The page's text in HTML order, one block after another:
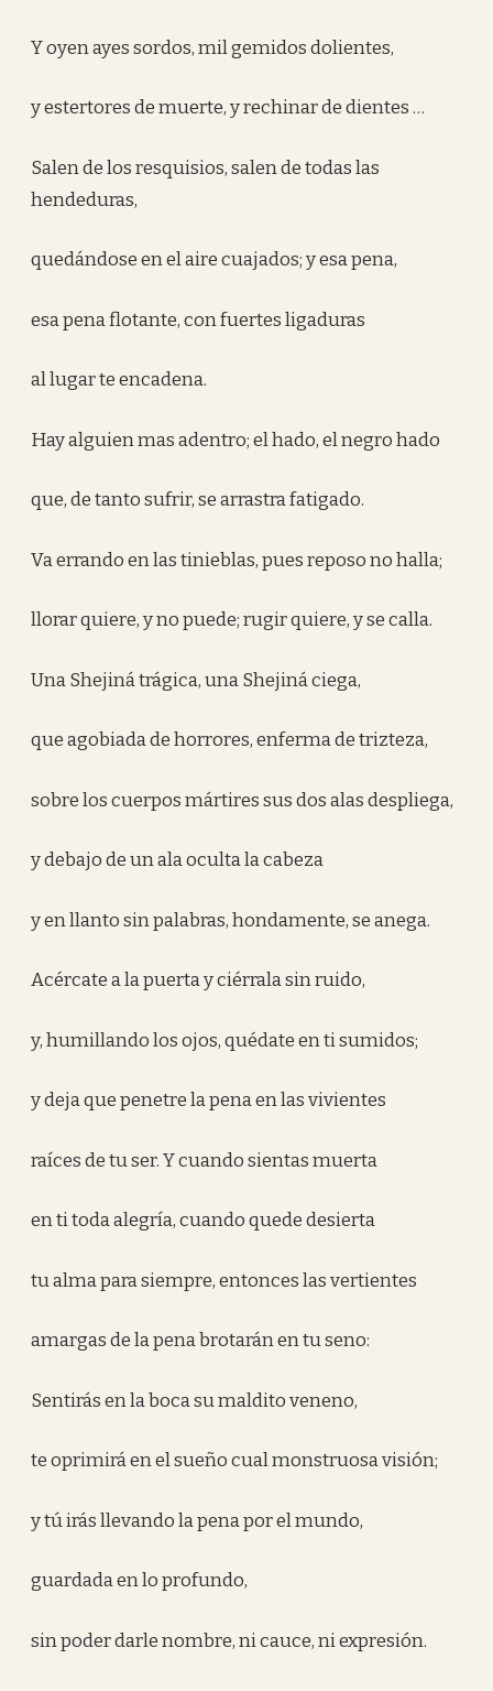
Y oyen ayes sordos, mil gemidos dolientes,
y estertores de muerte, y rechinar de dientes …
Salen de los resquisios, salen de todas las
hendeduras,
quedándose en el aire cuajados; y esa pena,
esa pena flotante, con fuertes ligaduras
al lugar te encadena.
Hay alguien mas adentro; el hado, el negro hado
que, de tanto sufrir, se arrastra fatigado.
Va errando en las tinieblas, pues reposo no halla;
llorar quiere, y no puede; rugir quiere, y se calla.
Una Shejiná trágica, una Shejiná ciega,
que agobiada de horrores, enferma de trizteza,
sobre los cuerpos mártires sus dos alas despliega,
y debajo de un ala oculta la cabeza
y en llanto sin palabras, hondamente, se anega.
Acércate a la puerta y ciérrala sin ruido,
y, humillando los ojos, quédate en ti sumidos;
y deja que penetre la pena en las vivientes
raíces de tu ser. Y cuando sientas muerta
en ti toda alegría, cuando quede desierta
tu alma para siempre, entonces las vertientes
amargas de la pena brotarán en tu seno:
Sentirás en la boca su maldito veneno,
te oprimirá en el sueño cual monstruosa visión;
y tú irás llevando la pena por el mundo,
guardada en lo profundo,
sin poder darle nombre, ni cauce, ni expresión.